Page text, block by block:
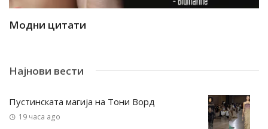
Модни цитати
Најнови вести
Пустинската магија на Тони Ворд
19 часа ago